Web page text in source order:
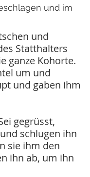
und im
und
Statthalters
ganze Kohorte.
um und
und gaben ihm
gegrüsst,
schlugen ihn
sie ihm den
ihn ab, um ihn